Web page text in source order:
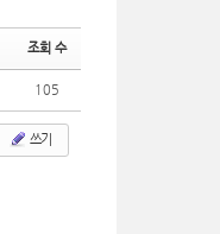
e
le
ry
조회 수
105
쓰기